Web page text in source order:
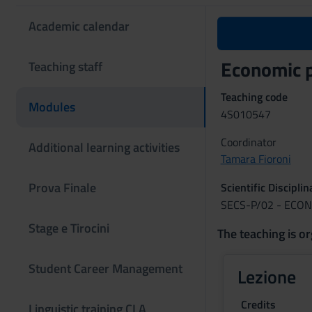
Academic calendar
Teaching staff
Modules
Additional learning activities
Prova Finale
Stage e Tirocini
Student Career Management
Teaching code
4S010547
Coordinator
Tamara Fioroni
Scientific
SECS-P/02 -
The teaching is
Lezione
Credits